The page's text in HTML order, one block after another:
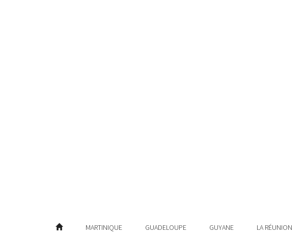
MARTINIQUE GUADELOUPE GUYANE LA RÉUNION